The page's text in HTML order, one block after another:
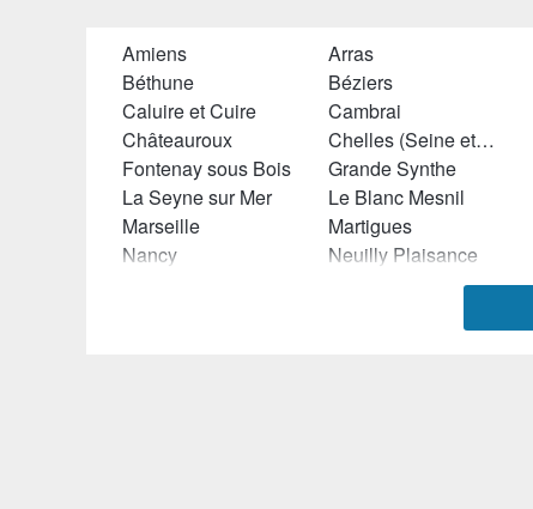
Amiens Arras
Béthune
Béziers
Caluire et Cuire
Cambrai
Châteauroux
Chelles (Seine et Marne)
Fontenay sous Bois
Grande Synthe
La Seyne sur Mer
Le Blanc Mesnil
Marseille
Martigues
Nancy
Neuilly Plaisance